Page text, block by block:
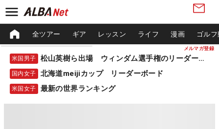
メルマガ登録
全ツアー ギア レッスン ライフ 漫画 ゴル
米国男子 松山英樹ら出場 ウィンダム選手権のリーダーボード
国内女子 北海道meijiカップ リーダーボード
米国女子 最新の世界ランキング